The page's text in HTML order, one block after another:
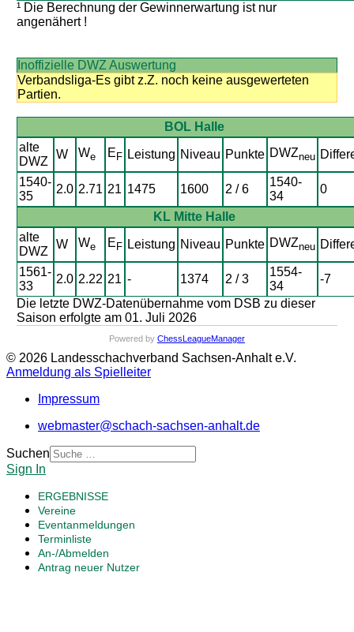
¹ Die Berechnung der Gewinnerwartung ist nur
angenähert !
Inoffizielle DWZ Auswertung
Verbandsliga-Es gibt z.Z. noch keine ausgewerteten
Partien.
BOL Halle
alte
DWZ
W We E F Leistung Niveau Punkte DWZneu
1540-
35
2.0 2.71 21 1475 1600 2 / 6
1540-
34
0
KL Mitte Halle
alte
DWZ
W We E F Leistung Niveau Punkte DWZneu
1561-
33
2.0 2.22 21 - 1374 2 / 3
1554-
34
-7
Die letzte DWZ-Datenübernahme vom DSB zu dieser
Saison erfolgte am 01. Juli 2026
Powered by ChessLeagueManager
© 2026 Landesschachverband Sachsen-Anhalt e.V.
Anmeldung als Spielleiter
Impressum
webmaster@schach-sachsen-anhalt.de
Suchen
Sign In
ERGEBNISSE
Vereine
Eventanmeldungen
Terminliste
An-/Abmelden
Antrag neuer Nutzer